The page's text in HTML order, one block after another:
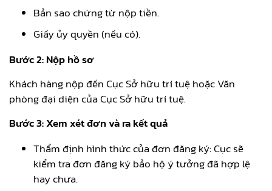
Bản sao chứng từ nộp tiền.
Giấy ủy quyền (nếu có).
Bước 2: Nộp hồ sơ
Khách hàng nộp đến Cục Sở hữu trí tuệ hoặc Văn
phòng đại diện của Cục Sở hữu trí tuệ.
Bước 3: Xem xét đơn và ra kết quả
Thẩm định hình thức của đơn đăng ký: Cục sẽ
kiểm tra đơn đăng ký bảo hộ ý tưởng đã hợp lệ
hay chưa.